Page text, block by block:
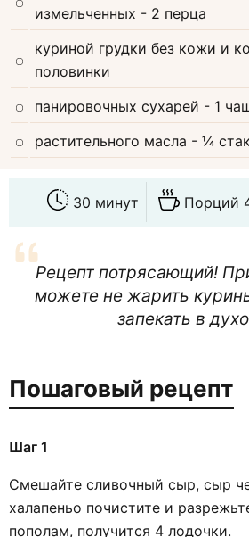
измельченных - 2 перца
куриной грудки без кожи и
половинки
панировочных сухарей - 1
растительного масла - ¼
30 минут Порций
Рецепт потрясающий!
можете не жарить
запекать в
Пошаговый рецепт
Шаг 1
Смешайте сливочный сыр, сыр
халапеньо почистите и
пополам, получится 4 лодочки.